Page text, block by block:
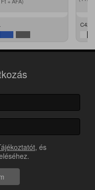
C42 -
, és